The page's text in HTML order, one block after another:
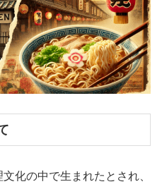
化の中で生まれたとされ、